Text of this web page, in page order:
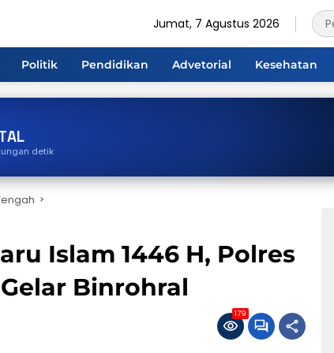
Jumat, 7 Agustus 2026
Politik Pendidikan Advetorial Kesehatan
detik
Islam 1446 H, Polres
Binrohral
179